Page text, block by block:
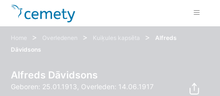
Home > Overledenen > Kuiķules kapsēta >
Alfreds
Dāvidsons
Alfreds Dāvidsons
Geboren: 25.01.1913, Overleden: 14.06.1917